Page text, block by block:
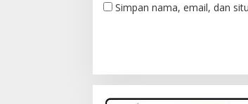
Simpan nama, email, dan